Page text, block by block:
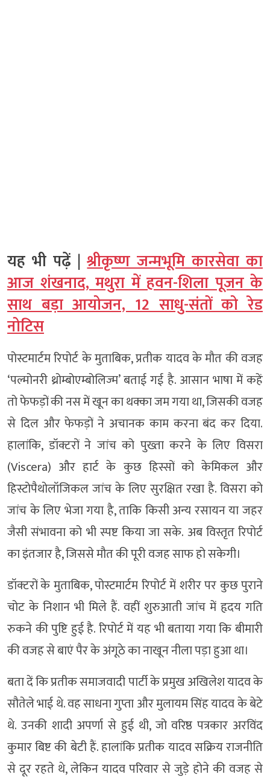
यह भी पढ़ें |श्रीकृष्ण जन्मभूमि कारसेवा का
आज शंखनाद, मथुरा में हवन-शिला पूजन के
साथ बड़ा आयोजन, 12 साधु-संतों को रेड
नोटिस
पोस्टमार्टम रिपोर्ट के मुताबिक, प्रतीक यादव के मौत की वजह
‘पल्मोनरी थ्रोम्बोएम्बोलिज्म’ बताई गई है. आसान भाषा में कहें
तो फेफड़ों की नस में खून का थक्का जम गया था, जिसकी वजह
से दिल और फेफड़ों ने अचानक काम करना बंद कर दिया.
हालांकि, डॉक्टरों ने जांच को पुख्ता करने के लिए विसरा
(Viscera) और हार्ट के कुछ हिस्सों को केमिकल और
हिस्टोपैथोलॉजिकल जांच के लिए सुरक्षित रखा है. विसरा को
जांच के लिए भेजा गया है, ताकि किसी अन्य रसायन या जहर
जैसी संभावना को भी स्पष्ट किया जा सके. अब विस्तृत रिपोर्ट
का इंतजार है, जिससे मौत की पूरी वजह साफ हो सकेगी।
डॉक्टरों के मुताबिक, पोस्टमार्टम रिपोर्ट में शरीर पर कुछ पुराने
चोट के निशान भी मिले हैं. वहीं शुरुआती जांच में हृदय गति
रुकने की पुष्टि हुई है. रिपोर्ट में यह भी बताया गया कि बीमारी
की वजह से बाएं पैर के अंगूठे का नाखून नीला पड़ा हुआ था।
बता दें कि प्रतीक समाजवादी पार्टी के प्रमुख अखिलेश यादव के
सौतेले भाई थे. वह साधना गुप्ता और मुलायम सिंह यादव के बेटे
थे. उनकी शादी अपर्णा से हुई थी, जो वरिष्ठ पत्रकार अरविंद
कुमार बिष्ट की बेटी हैं. हालांकि प्रतीक यादव सक्रिय राजनीति
से दूर रहते थे, लेकिन यादव परिवार से जुड़े होने की वजह से